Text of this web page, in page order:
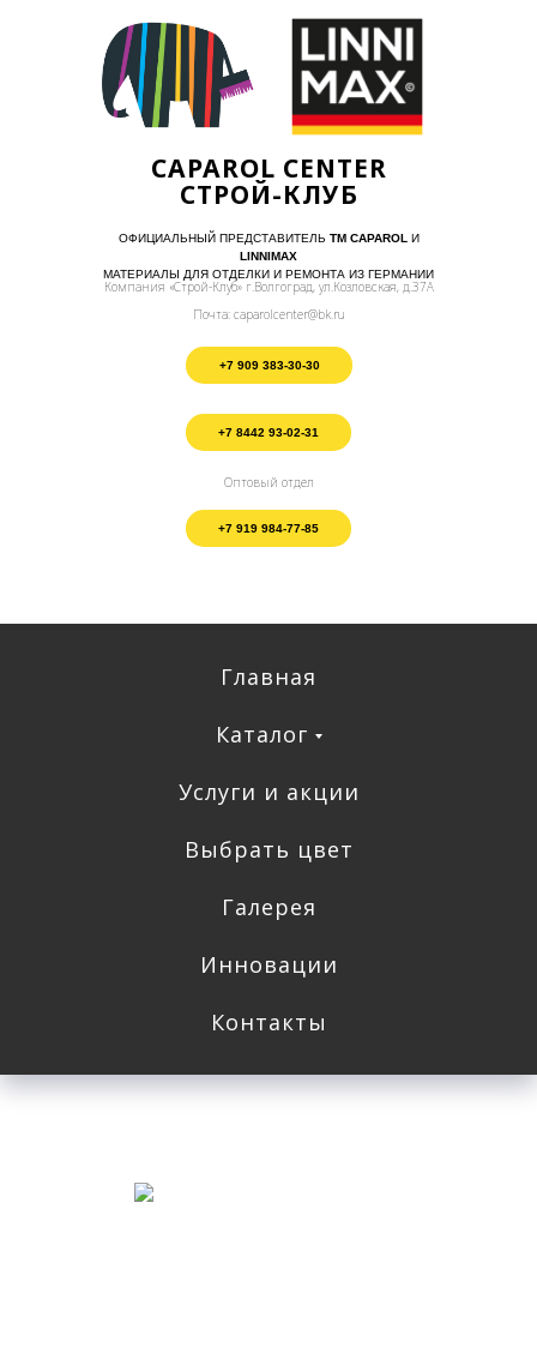
ОФИЦИАЛЬНЫЙ ПРЕДСТАВИТЕЛЬ ТМ CAPAROL И
LINNIMAX
МАТЕРИАЛЫ ДЛЯ ОТДЕЛКИ И РЕМОНТА ИЗ ГЕРМАНИИ
CAPAROL CENTER
СТРОЙ-КЛУБ
Компания «Строй-Клуб» г.Волгоград, ул.Козловская, д.37А
Оптовый отдел
+7 909 383-30-30
+7 8442 93-02-31
+7 919 984-77-85
Почта: caparolcenter@bk.ru
Главная
Каталог
Услуги и акции
Выбрать цвет
Галерея
Инновации
Контакты